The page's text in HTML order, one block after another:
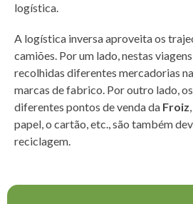
logística.
A logística inversa aproveita os
camiões. Por um lado, nestas
recolhidas diferentes mercadorias
marcas de fabrico. Por outro lado,
diferentes pontos de venda da Froiz
papel, o cartão, etc., são também
reciclagem.